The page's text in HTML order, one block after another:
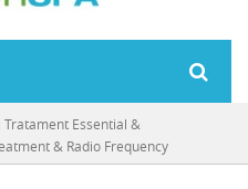
Tratament Essential &
& Radio Frequency